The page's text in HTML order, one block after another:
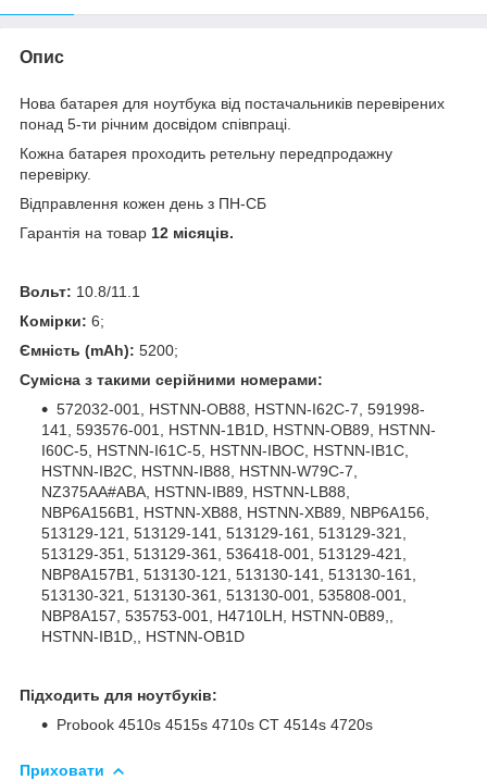
Опис
Нова батарея для ноутбука від постачальників перевірених
понад 5-ти річним досвідом співпраці.
Кожна батарея проходить ретельну передпродажну
перевірку.
Відправлення кожен день з ПН-СБ
Гарантія на товар 12 місяців.
Вольт: 10.8/11.1
Комірки: 6;
Ємність (mAh): 5200;
Сумісна з такими серійними номерами:
572032-001, HSTNN-OB88, HSTNN-I62C-7, 591998-
141, 593576-001, HSTNN-1B1D, HSTNN-OB89, HSTNN-
I60C-5, HSTNN-I61C-5, HSTNN-IBOC, HSTNN-IB1C,
HSTNN-IB2C, HSTNN-IB88, HSTNN-W79C-7,
NZ375AA#ABA, HSTNN-IB89, HSTNN-LB88,
NBP6A156B1, HSTNN-XB88, HSTNN-XB89, NBP6A156,
513129-121, 513129-141, 513129-161, 513129-321,
513129-351, 513129-361, 536418-001, 513129-421,
NBP8A157B1, 513130-121, 513130-141, 513130-161,
513130-321, 513130-361, 513130-001, 535808-001,
NBP8A157, 535753-001, H4710LH, HSTNN-0B89,,
HSTNN-IB1D,, HSTNN-OB1D
Підходить для ноутбуків:
Probook 4510s 4515s 4710s CT 4514s 4720s
Приховати